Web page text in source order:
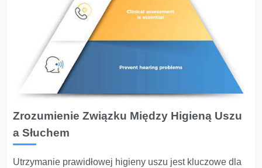
Zrozumienie Związku Między Higieną Uszu
a Słuchem
Utrzymanie prawidłowej higieny uszu jest kluczowe dla